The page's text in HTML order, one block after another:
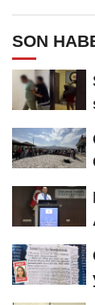
SON